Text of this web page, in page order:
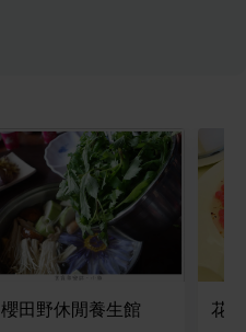
櫻田野休閒養生館 花